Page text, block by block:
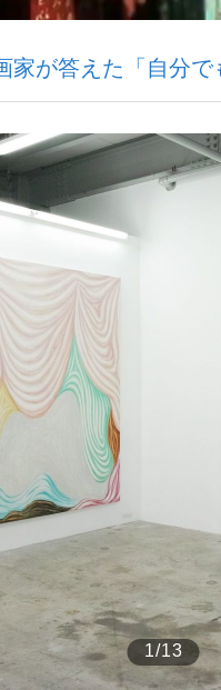
ジャパン選手が証言した“NPB
…」サッカー日本代表・森保
が答えた「自分で
1/13